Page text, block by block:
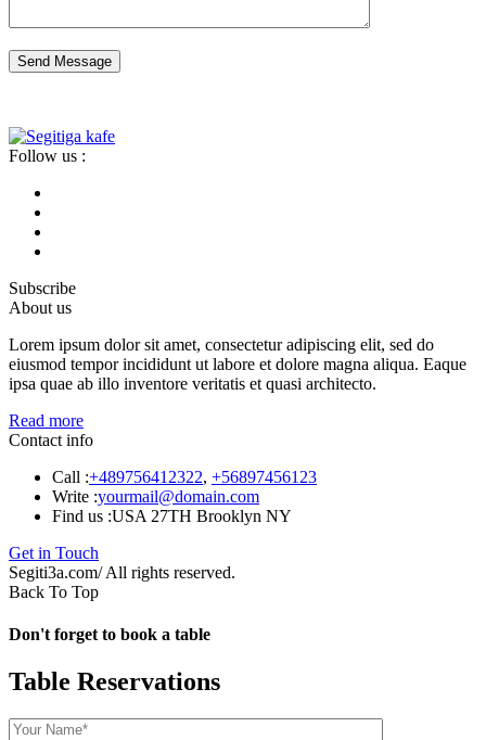
Send Message
Follow us :
Subscribe
About us
Lorem ipsum dolor sit amet, consectetur adipiscing elit, sed do
eiusmod tempor incididunt ut labore et dolore magna aliqua. Eaque
ipsa quae ab illo inventore veritatis et quasi architecto.
Read more
Contact info
Call :+489756412322, +56897456123
Write :yourmail@domain.com
Find us :USA 27TH Brooklyn NY
Get in Touch
Segiti3a.com/ All rights reserved.
Back To Top
Don't forget to book a table
Table Reservations